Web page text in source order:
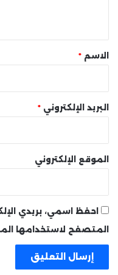
* الاسم *
البريد الإلكتروني *
الموقع الإلكتروني
احفظ اسمي، بريدي
المتصفح لاستخدامها